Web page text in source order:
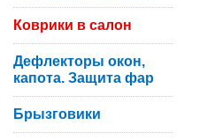
Коврики в салон
Дефлекторы окон,
капота. Защита фар
Брызговики